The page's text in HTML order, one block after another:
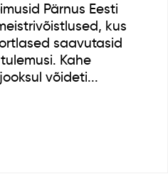
Pärnus Eesti
kus
saavutasid
Kahe
võideti...